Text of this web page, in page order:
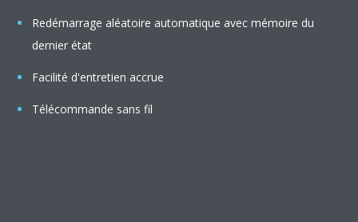
Redémarrage aléatoire automatique avec mémoire du
dernier état
Facilité d'entretien accrue
Télécommande sans fil